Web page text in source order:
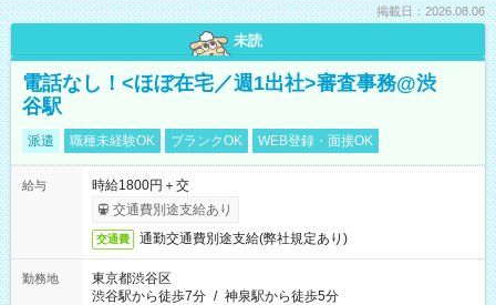
掲載日：2026.08.06
未読
電話なし！<ほぼ在宅／週1出社>審査事務@渋
谷駅
派遣 職種未経験OK ブランクOK WEB登録・面接OK
給与
時給1800円＋交
交通費別途支給あり
交通費 通勤交通費別途支給(弊社規定あり)
勤務地
東京都渋谷区
渋谷駅から徒歩7分 / 神泉駅から徒歩5分